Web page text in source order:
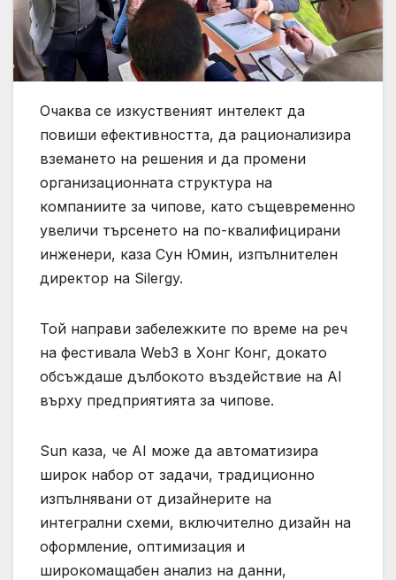
Очаква се изкуственият интелект да
повиши ефективността, да рационализира
вземането на решения и да промени
организационната структура на
компаниите за чипове, като същевременно
увеличи търсенето на по-квалифицирани
инженери, каза Сун Юмин, изпълнителен
директор на Silergy.
Той направи забележките по време на реч
на фестивала Web3 в Хонг Конг, докато
обсъждаше дълбокото въздействие на AI
върху предприятията за чипове.
Sun каза, че AI може да автоматизира
широк набор от задачи, традиционно
изпълнявани от дизайнерите на
интегрални схеми, включително дизайн на
оформление, оптимизация и
широкомащабен анализ на данни,